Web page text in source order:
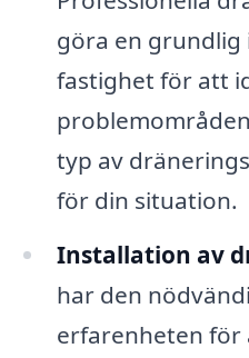
göra en grundlig
fastighet för att
typ av
för din situation.
Installation av
har den
erfarenheten